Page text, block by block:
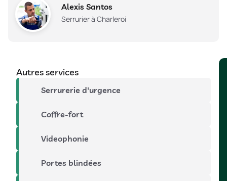
Alexis Santos
Serrurier à Charleroi
Autres services
Serrurerie d'urgence
Coffre-fort
Videophonie
Portes blindées